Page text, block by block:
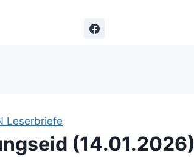
Leserbriefe
(14.01.2026)